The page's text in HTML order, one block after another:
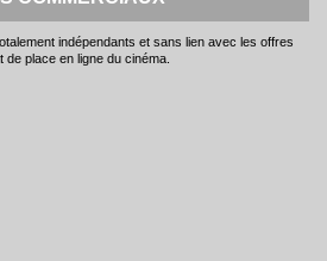
indépendants et sans lien avec les offres
de place en ligne du cinéma.